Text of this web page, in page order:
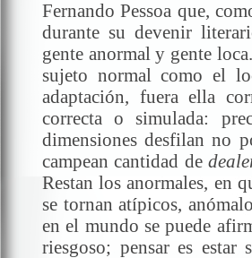
Fernando Pessoa que,
durante su devenir
gente anormal y gente
sujeto normal como el
adaptación, fuera ella
correcta o simulada:
dimensiones desfilan no
campean cantidad de
Restan los anormales, en
se tornan atípicos,
en el mundo se puede
riesgoso; pensar es estar